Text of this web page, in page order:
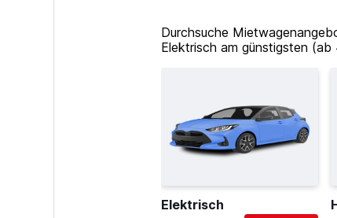
Durchsuche
Elektrisch am günstigsten (ab
Elektrisch